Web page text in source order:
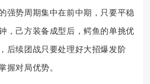
强势周期集中在前中期，只要平稳
，己方装备成型后，鳄鱼的单挑优
后续团战只要处理好大招爆发阶
握对局优势。